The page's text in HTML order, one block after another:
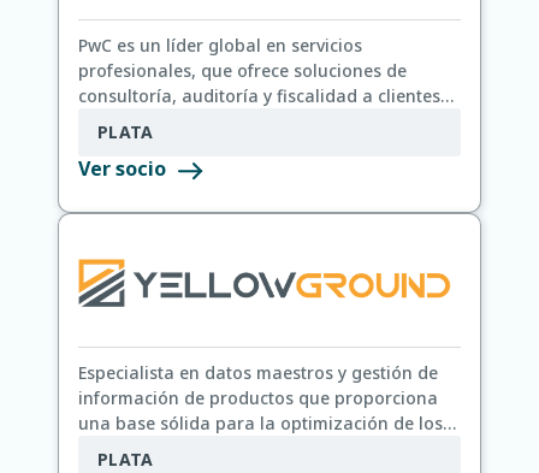
PwC es un líder global en servicios
profesionales, que ofrece soluciones de
consultoría, auditoría y fiscalidad a clientes
de diversos sectores.
PLATA
Ver socio
Especialista en datos maestros y gestión de
información de productos que proporciona
una base sólida para la optimización de los
procesos empresariales y la calidad de los
PLATA